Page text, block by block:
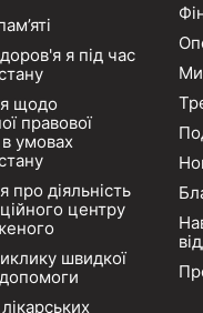
я під час
щодо
правової
умовах
про діяльність
центру
швидкої